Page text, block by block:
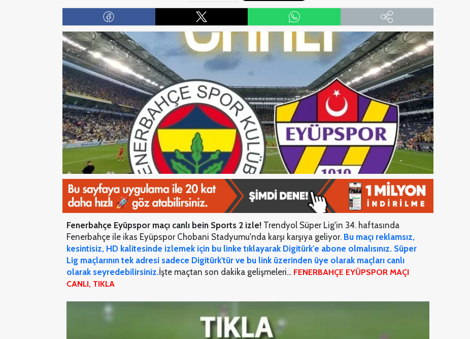
Fenerbahçe Eyüpspor maçı canlı bein Sports 2 izle! Trendyol Süper Lig'in 34. haftasında
Fenerbahçe ile ikas Eyüpspor Chobani Stadyumu'nda karşı karşıya geliyor. Bu maçı reklamsız,
kesintisiz, HD kalitesinde izlemek için bu linke tıklayarak Digitürk'e abone olmalısınız. Süper
Lig maçlarının tek adresi sadece Digitürk'tür ve bu link üzerinden üye olarak maçları canlı
olarak seyredebilirsiniz.İşte maçtan son dakika gelişmeleri... FENERBAHÇE EYÜPSPOR MAÇI
CANLI, TIKLA